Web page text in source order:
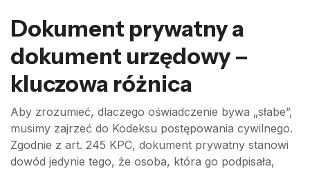
Dokument prywatny a
dokument urzędowy –
kluczowa różnica
Aby zrozumieć, dlaczego oświadczenie bywa „słabe”,
musimy zajrzeć do Kodeksu postępowania cywilnego.
Zgodnie z art. 245 KPC, dokument prywatny stanowi
dowód jedynie tego, że osoba, która go podpisała,